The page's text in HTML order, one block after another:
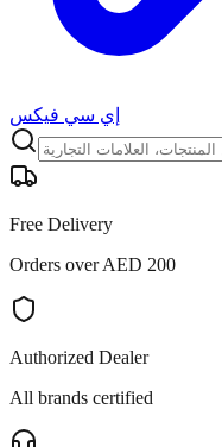
إي سي فيكس
Free Delivery
Orders over AED 200
Authorized Dealer
All brands certified